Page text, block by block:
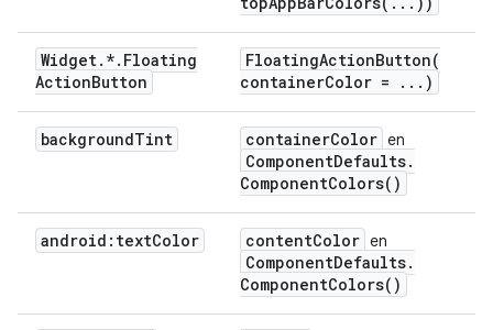
Widget. *. Floating
ActionButton
FloatingActionButton(
containerColor = . . . )
backgroundTint containerColor en
ComponentDefaults.
ComponentColors( )
android:textColor contentColor en
ComponentDefaults.
ComponentColors( )